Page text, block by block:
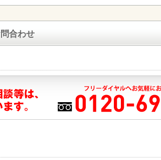
合わせ